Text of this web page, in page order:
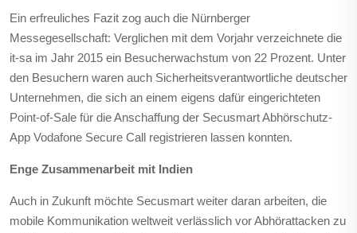
Ein erfreuliches Fazit zog auch die Nürnberger
Messegesellschaft: Verglichen mit dem Vorjahr verzeichnete die
it-sa im Jahr 2015 ein Besucherwachstum von 22 Prozent. Unter
den Besuchern waren auch Sicherheitsverantwortliche deutscher
Unternehmen, die sich an einem eigens dafür eingerichteten
Point-of-Sale für die Anschaffung der Secusmart Abhörschutz-
App Vodafone Secure Call registrieren lassen konnten.
Enge Zusammenarbeit mit Indien
Auch in Zukunft möchte Secusmart weiter daran arbeiten, die
mobile Kommunikation weltweit verlässlich vor Abhörattacken zu